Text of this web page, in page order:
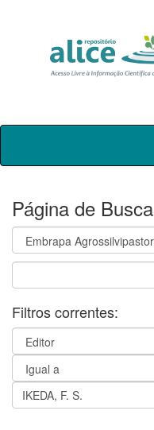
Skip
Página de Busca
Filtros correntes: